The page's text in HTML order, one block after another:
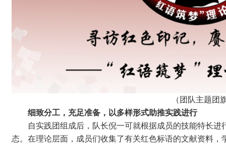
（ 团队主题团
细致分工，充足准备，以多样形式助推实践进行
自实践团组成后，队长倪一可就根据成员的技能特长
态。在理论层面，成员们收集了有关红色标语的文献资料